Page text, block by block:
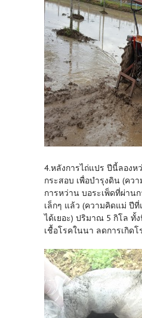
4.หลังการไถ่แปร ปีนี้ลองห
กระสอบ เพื่อบำรุงดิน (คว
การหว่าน บอระเพ็ดที่ผ่าน
เล็กๆ แล้ว (ความคิดแม่ ปี
ได้เยอะ) ปริมาณ 5 กิโล ทั้
เชื้อโรคในนา ลดการเกิด